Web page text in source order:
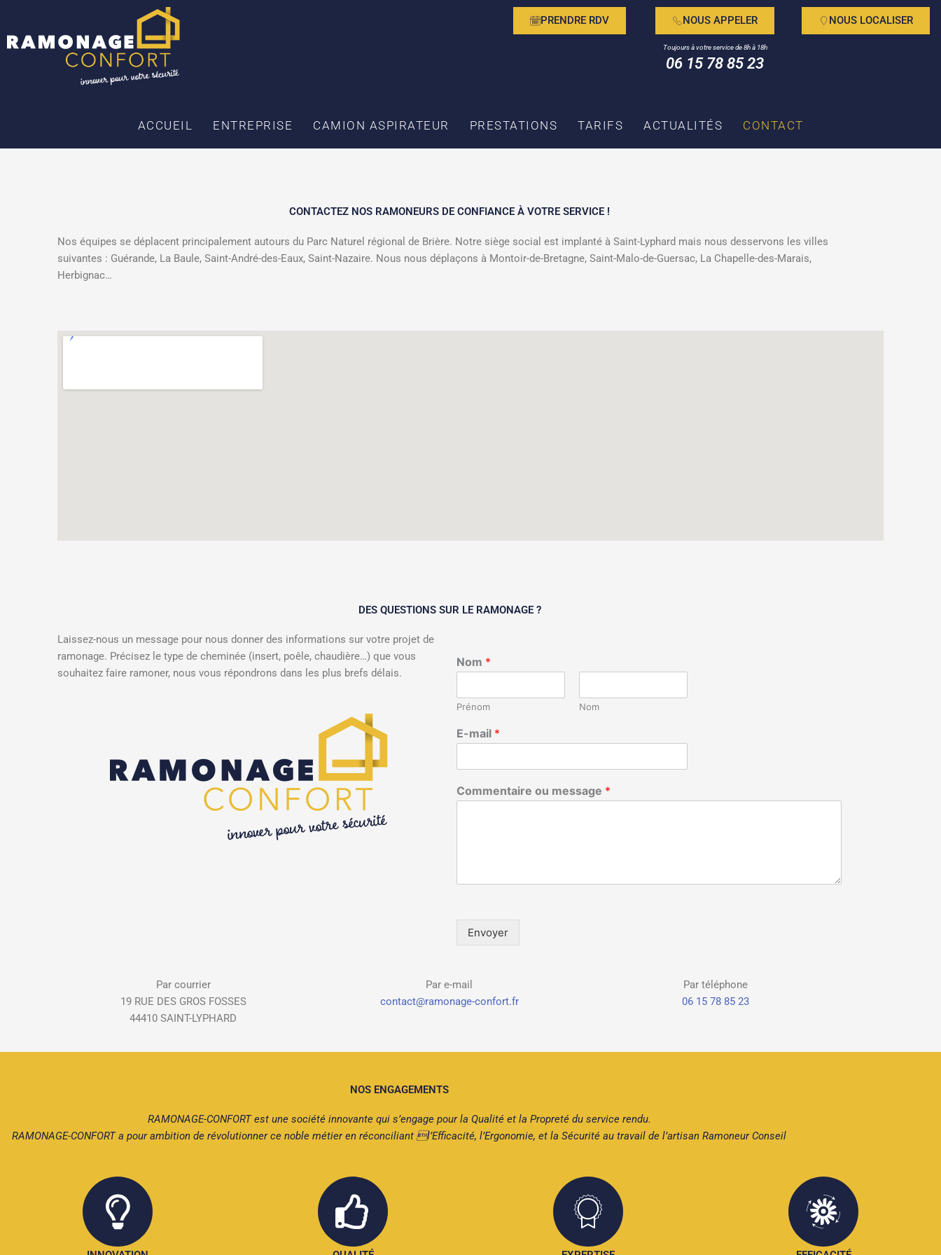
contenu
PRENDRE RDV NOUS APPELER
Toujours à votre service de 8h à 18h
06 15 78 85 23
NOUS LOCALISER
ACCUEIL ENTREPRISE CAMION ASPIRATEUR PRESTATIONS TARIFS ACTUALITÉS CONTACT
CONTACTEZ NOS RAMONEURS DE CONFIANCE À VOTRE SERVICE !
Nos équipes se déplacent principalement autours du Parc Naturel régional de Brière. Notre siège social est implanté à Saint-Lyphard mais nous desservons les villes
suivantes : Guérande, La Baule, Saint-André-des-Eaux, Saint-Nazaire. Nous nous déplaçons à Montoir-de-Bretagne, Saint-Malo-de-Guersac, La Chapelle-des-Marais,
Herbignac…
DES QUESTIONS SUR LE RAMONAGE ?
Laissez-nous un message pour nous donner des informations sur votre projet de
ramonage. Précisez le type de cheminée (insert, poêle, chaudière…) que vous
souhaitez faire ramoner, nous vous répondrons dans les plus brefs délais.
Nom *
Prénom Nom
E-mail *
Commentaire ou message *
Envoyer
Par courrier
19 RUE DES GROS FOSSES
44410 SAINT-LYPHARD
Par e-mail
contact@ramonage-confort.fr
Par téléphone
06 15 78 85 23
NOS ENGAGEMENTS
RAMONAGE-CONFORT est une société innovante qui s’engage pour la Qualité et la Propreté du service rendu.
RAMONAGE-CONFORT a pour ambition de révolutionner ce noble métier en réconciliant l’Efficacité, l’Ergonomie, et la Sécurité au travail de l’artisan Ramoneur Conseil